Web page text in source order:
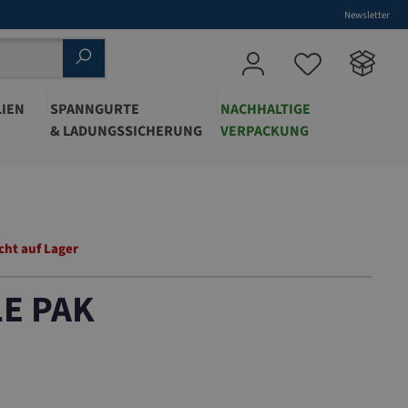
Newsletter
SPANNGURTE
& LADUNGSSICHERUNG
NACHHALTIGE
VERPACKUNG
auf Lager
PAK